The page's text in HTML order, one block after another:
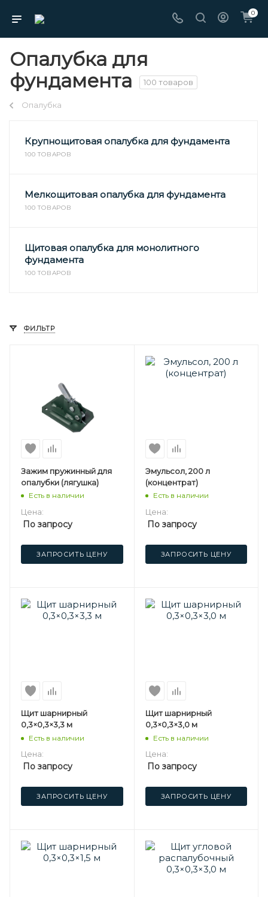
0
Опалубка для
фундамента
100 товаров
Опалубка
Крупнощитовая опалубка для фундамента
100 ТОВАРОВ
Мелкощитовая опалубка для фундамента
100 ТОВАРОВ
Щитовая опалубка для монолитного
фундамента
100 ТОВАРОВ
ФИЛЬТР
Зажим пружинный для
опалубки (лягушка)
Есть в наличии
Цена:
По запросу
ЗАПРОСИТЬ ЦЕНУ
Эмульсол, 200 л
(концентрат)
Есть в наличии
Цена:
По запросу
ЗАПРОСИТЬ ЦЕНУ
Щит шарнирный
0,3×0,3×3,3 м
Есть в наличии
Цена:
По запросу
ЗАПРОСИТЬ ЦЕНУ
Щит шарнирный
0,3×0,3×3,0 м
Есть в наличии
Цена:
По запросу
ЗАПРОСИТЬ ЦЕНУ